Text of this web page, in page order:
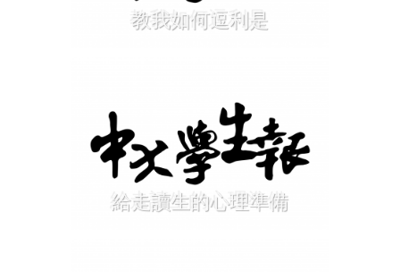
教我如何逗利是
給走讀生的心理準備